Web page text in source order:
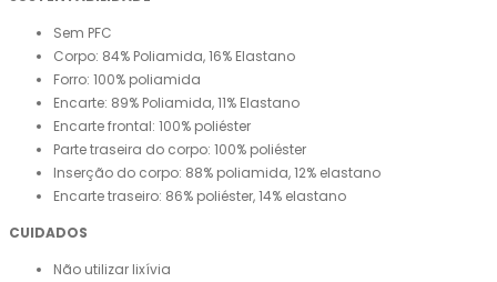
Sem PFC
Corpo: 84% Poliamida, 16% Elastano
Forro: 100% poliamida
Encarte: 89% Poliamida, 11% Elastano
Encarte frontal: 100% poliéster
Parte traseira do corpo: 100% poliéster
Inserção do corpo: 88% poliamida, 12% elastano
Encarte traseiro: 86% poliéster, 14% elastano
CUIDADOS
Não utilizar lixívia